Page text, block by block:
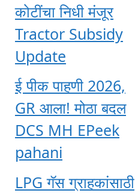
कोटींचा निधी मंजूर
Tractor Subsidy
Update
ई पीक पाहणी 2026,
GR आला! मोठा बदल
DCS MH EPeek
pahani
LPG गॅस ग्राहकांसाठी